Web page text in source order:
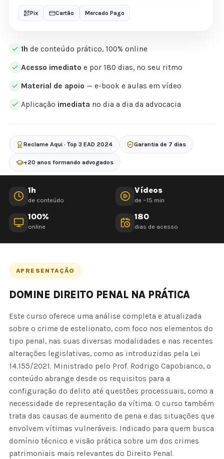
1h de conteúdo prático, 100% online
Acesso imediato e por 180 dias, no seu ritmo
Material de apoio — e-book e aulas em vídeo
Aplicação imediata no dia a dia da advocacia
Reclame Aqui · Top 3 EAD 2024 Garantia de 7 dias
+20 anos formando advogados
Pix Cartão Mercado Pago
1h
de conteúdo
Vídeos
de ~15 min
100%
online
180
dias de acesso
APRESENTAÇÃO
DOMINE DIREITO PENAL NA PRÁTICA
Este curso oferece uma análise completa e atualizada
sobre o crime de estelionato, com foco nos elementos do
tipo penal, nas suas diversas modalidades e nas recentes
alterações legislativas, como as introduzidas pela Lei
14.155/2021. Ministrado pelo Prof. Rodrigo Capobianco, o
conteúdo abrange desde os requisitos para a
configuração do delito até questões processuais, como a
necessidade de representação da vítima. O curso também
trata das causas de aumento de pena e das situações que
envolvem vítimas vulneráveis. Indicado para quem busca
domínio técnico e visão prática sobre um dos crimes
patrimoniais mais relevantes do Direito Penal.